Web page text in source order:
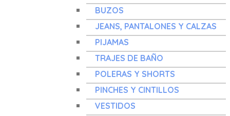
BUZOS
JEANS, PANTALONES Y CALZAS
PIJAMAS
TRAJES DE BAÑO
POLERAS Y SHORTS
PINCHES Y CINTILLOS
VESTIDOS